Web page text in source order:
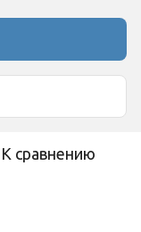
К сравнению